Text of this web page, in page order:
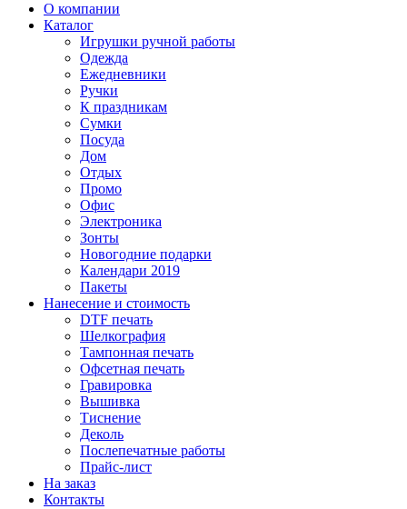
О компании
Каталог
Игрушки ручной работы
Одежда
Ежедневники
Ручки
К праздникам
Сумки
Посуда
Дом
Отдых
Промо
Офис
Электроника
Зонты
Новогодние подарки
Календари 2019
Пакеты
Нанесение и стоимость
DTF печать
Шелкография
Тампонная печать
Офсетная печать
Гравировка
Вышивка
Тиснение
Деколь
Послепечатные работы
Прайс-лист
На заказ
Контакты